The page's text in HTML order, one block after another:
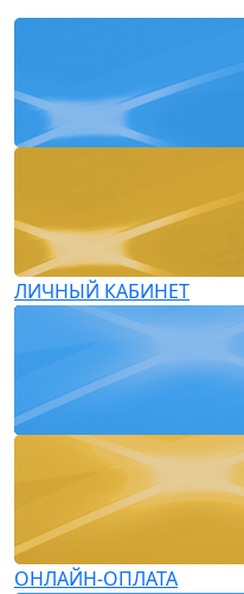
ЛИЧНЫЙ КАБИНЕТ
ОНЛАЙН-ОПЛАТА